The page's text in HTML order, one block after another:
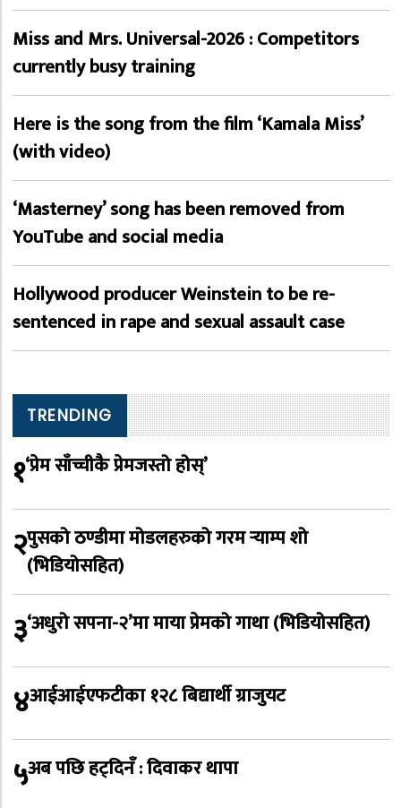
Miss and Mrs. Universal-2026 : Competitors
currently busy training
Here is the song from the film ‘Kamala Miss’
(with video)
‘Masterney’ song has been removed from
YouTube and social media
Hollywood producer Weinstein to be re-
sentenced in rape and sexual assault case
TRENDING
१‘प्रेम साँच्चीकै प्रेमजस्तो होस्’
२पुसको ठण्डीमा मोडलहरुको गरम र्‍याम्प शो
(भिडियोसहित)
३‘अधुरो सपना-२’मा माया प्रेमको गाथा (भिडियोसहित)
४आईआईएफटीका १२८ बिद्यार्थी ग्राजुयट
५अब पछि हट्दिनँ : दिवाकर थापा